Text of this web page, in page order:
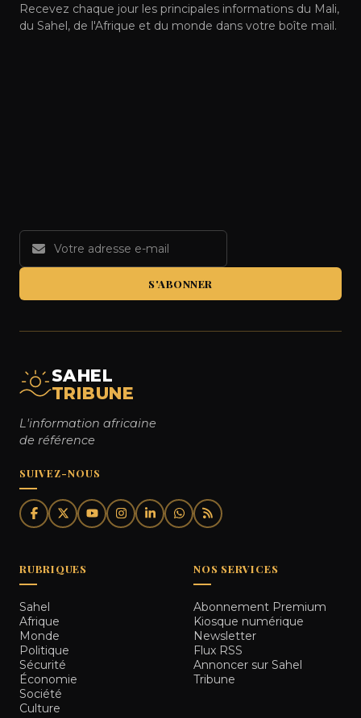
Recevez chaque jour les principales informations du Mali,
du Sahel, de l'Afrique et du monde dans votre boîte mail.
S'ABONNER
SAHEL
TRIBUNE
L'information africaine
de référence
SUIVEZ-NOUS
RUBRIQUES
Sahel
Afrique
Monde
Politique
Sécurité
Économie
Société
Culture
NOS SERVICES
Abonnement Premium
Kiosque numérique
Newsletter
Flux RSS
Annoncer sur Sahel
Tribune